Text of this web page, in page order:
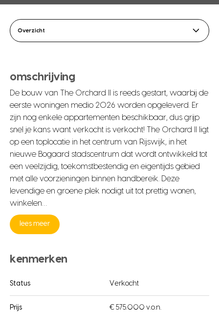
Overzicht
omschrijving
De bouw van The Orchard II is reeds gestart, waarbij de
eerste woningen medio 2026 worden opgeleverd. Er
zijn nog enkele appartementen beschikbaar, dus grijp
snel je kans want verkocht is verkocht! The Orchard II ligt
op een toplocatie in het centrum van Rijswijk, in het
nieuwe Bogaard stadscentrum dat wordt ontwikkeld tot
een veelzijdig, toekomstbestendig en eigentijds gebied
met alle voorzieningen binnen handbereik. Deze
levendige en groene plek nodigt uit tot prettig wonen,
winkelen…
lees meer
kenmerken
Status Verkocht
Prijs € 575.000 v.o.n.